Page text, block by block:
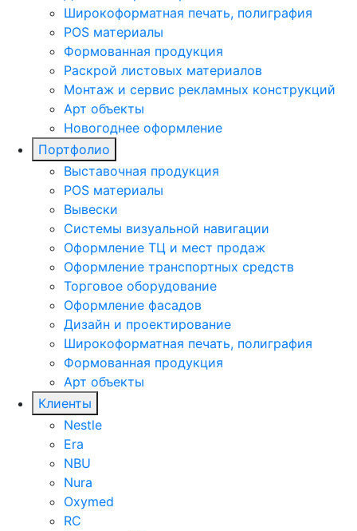
Широкоформатная печать, полиграфия
POS материалы
Формованная продукция
Раскрой листовых материалов
Монтаж и сервис рекламных конструкций
Арт объекты
Новогоднее оформление
Портфолио
Выставочная продукция
POS материалы
Вывески
Системы визуальной навигации
Оформление ТЦ и мест продаж
Оформление транспортных средств
Торговое оборудование
Оформление фасадов
Дизайн и проектирование
Широкоформатная печать, полиграфия
Формованная продукция
Арт объекты
Клиенты
Nestle
Era
NBU
Nura
Oxymed
RC